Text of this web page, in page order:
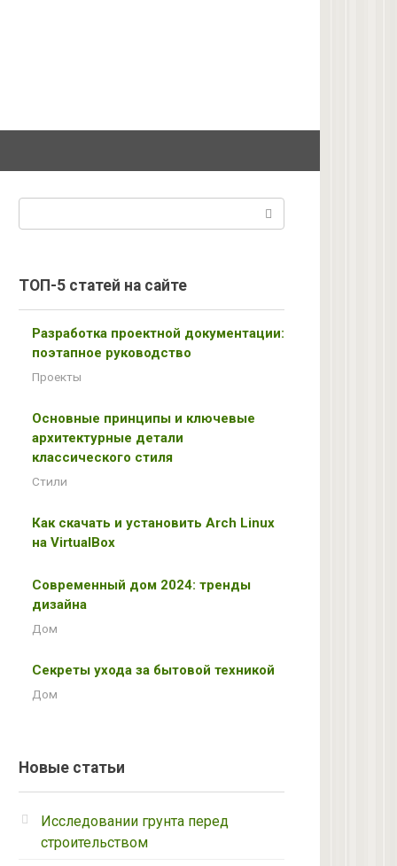
ТОП-5 статей на сайте
Разработка проектной документации:
поэтапное руководство
Проекты
Основные принципы и ключевые
архитектурные детали
классического стиля
Стили
Как скачать и установить Arch Linux
на VirtualBox
Современный дом 2024: тренды
дизайна
Дом
Секреты ухода за бытовой техникой
Дом
Новые статьи
Исследовании грунта перед
строительством